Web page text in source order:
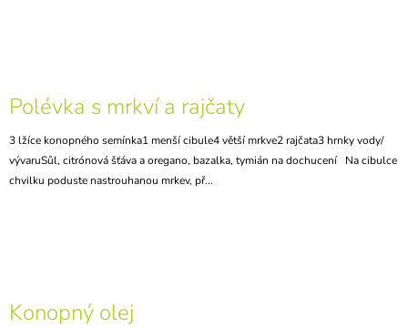
Polévka s mrkví a rajčaty
3 lžíce konopného semínka1 menší cibule4 větší mrkve2 rajčata3 hrnky vody/
vývaruSůl, citrónová šťáva a oregano, bazalka, tymián na dochucení Na cibulce
chvilku poduste nastrouhanou mrkev, př...
Konopný olej